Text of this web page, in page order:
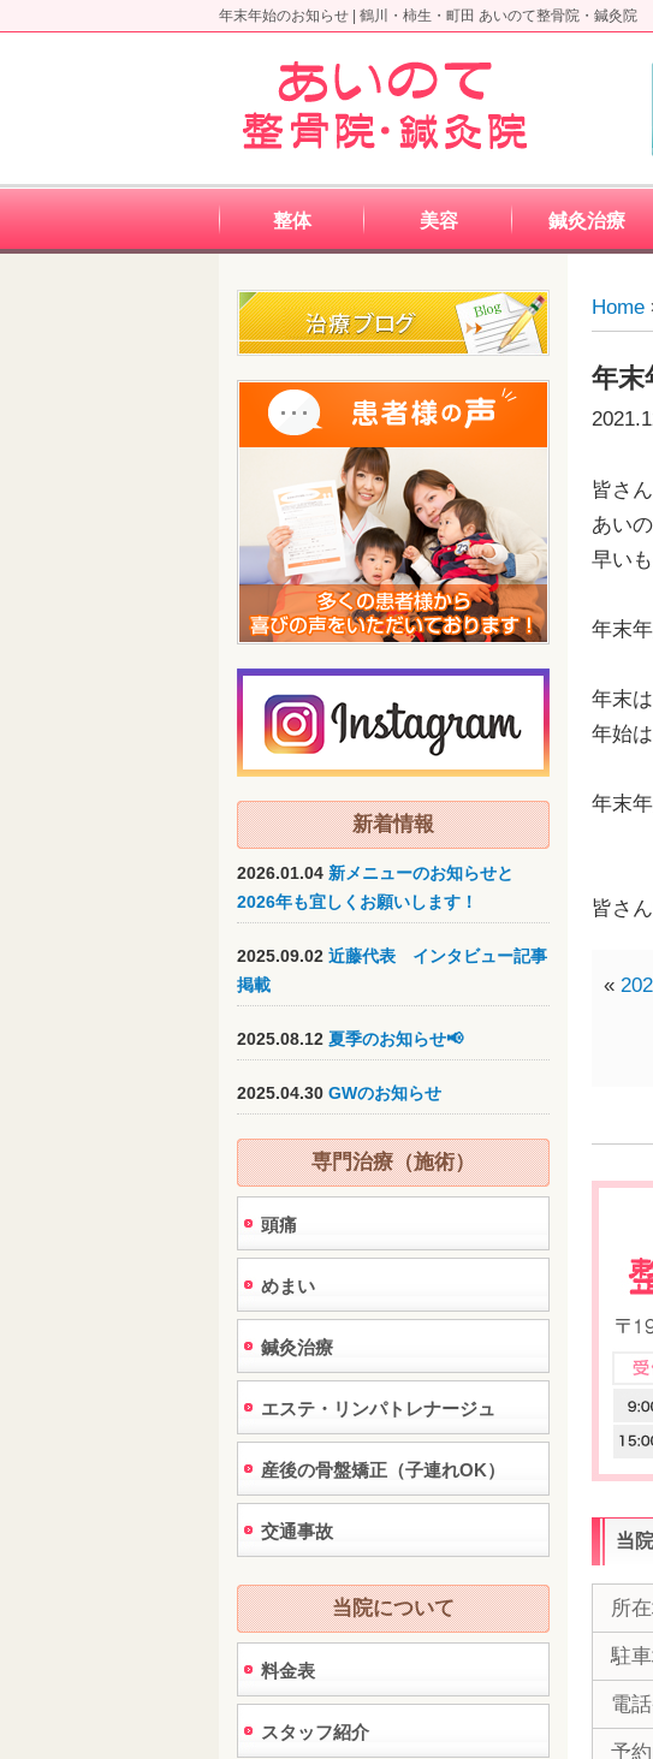
年末年始のお知らせ | 鶴川・柿生・町田 あいのて整骨院・鍼灸院
整体 美容 鍼灸治療
Home
年末
皆さ
あい
早い
年末
年末
年始
年末
皆さ
«
当
所
駐
電
予約
新着情報
2026.01.04 新メニューのお知らせと
2026年も宜しくお願いします！
2025.09.02 近藤代表 インタビュー記事
掲載
2025.08.12 夏季のお知らせ📢
2025.04.30 GWのお知らせ
専門治療（施術）
頭痛
めまい
鍼灸治療
エステ・リンパトレナージュ
産後の骨盤矯正（子連れOK）
交通事故
当院について
料金表
スタッフ紹介